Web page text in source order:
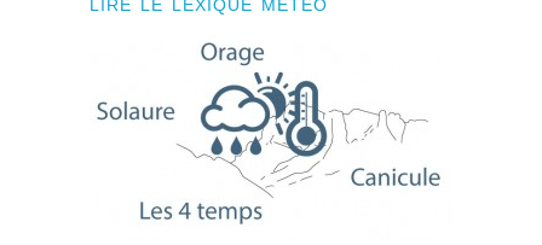
LIRE LE LEXIQUE MÉTÉO